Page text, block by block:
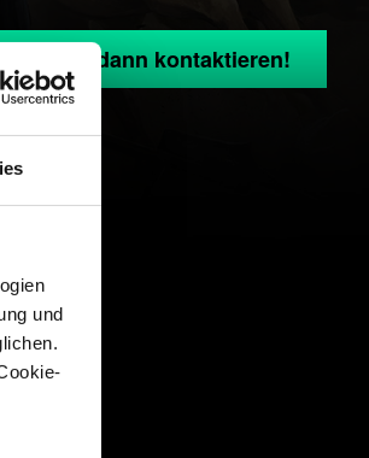
und
und uns dann kontaktieren!